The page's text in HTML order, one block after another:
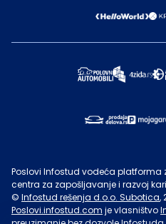
Poslovi Infostud vodeća platforma
centra za zapošljavanje i razvoj
© Infostud rešenja d.o.o. Subotica,
Poslovi.infostud.com je vlasništvo